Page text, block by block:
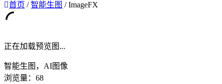
首页 / 智能生图 / ImageFX
正在加载预览图...
智能生图，AI图像
浏览量：68